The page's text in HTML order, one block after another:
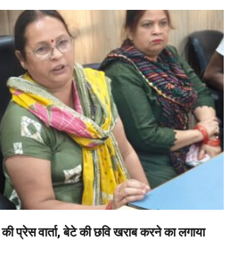
प्रेस वार्ता, बेटे की छवि खराब करने का लगाया